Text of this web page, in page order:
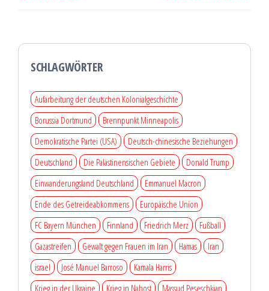
SCHLAGWÖRTER
Aufarbeitung der deutschen Kolonialgeschichte
Borussia Dortmund
Brennpunkt Minneapolis
Demokratische Partei (USA)
Deutsch-chinesische Beziehungen
Deutschland
Die Palästinensischen Gebiete
Donald Trump
Einwanderungsland Deutschland
Emmanuel Macron
Ende des Getreideabkommens
Europäische Union
FC Bayern München
Finnland Friedrich Merz
Fußball
Gazastreifen
Gewalt gegen Frauen im Iran Hamas
Iran
israel
José Manuel Barroso
Kamala Harris
Krieg in der Ukraine
Krieg in Nahost Massud Peseschkian